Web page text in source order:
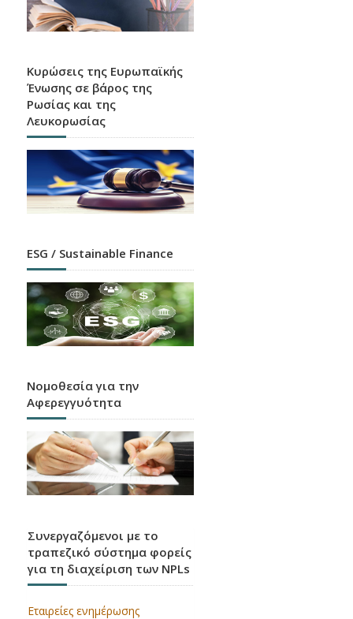
Χάρτης καταστημάτων, ATM και APS όλων των
Ελλάδα
Κάποιες Ειδοποιήσεις
Αγνοείς
Ενημερώσου και προστατεύσου σήμερα από τα
δίαφορα είδη ηλεκτρονικής απάτης
CRR3 / CRD6
Εφαρμογή των κανόνων της Βασιλείας 3 στην
Κυρώσεις της Ευρωπαϊκής
Ένωσης σε βάρος της
Ρωσίας και της
Λευκορωσίας
ESG / Sustainable Finance
Νομοθεσία για την
Αφερεγγυότητα
Συνεργαζόμενοι με το
τραπεζικό σύστημα φορείς
για τη διαχείριση των NPLs
Εταιρείες ενημέρωσης